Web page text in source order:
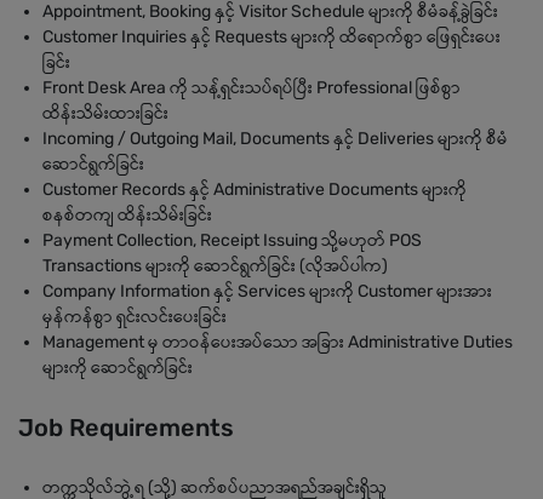
Appointment, Booking နှင့် Visitor Schedule များကို စီမံခန့်ခွဲခြင်း
Customer Inquiries နှင့် Requests များကို ထိရောက်စွာ ဖြေရှင်းပေး
ခြင်း
Front Desk Area ကို သန့်ရှင်းသပ်ရပ်ပြီး Professional ဖြစ်စွာ
ထိန်းသိမ်းထားခြင်း
Incoming / Outgoing Mail, Documents နှင့် Deliveries များကို စီမံ
ဆောင်ရွက်ခြင်း
Customer Records နှင့် Administrative Documents များကို
စနစ်တကျ ထိန်းသိမ်းခြင်း
Payment Collection, Receipt Issuing သို့မဟုတ် POS
Transactions များကို ဆောင်ရွက်ခြင်း (လိုအပ်ပါက)
Company Information နှင့် Services များကို Customer များအား
မှန်ကန်စွာ ရှင်းလင်းပေးခြင်း
Management မှ တာဝန်ပေးအပ်သော အခြား Administrative Duties
များကို ဆောင်ရွက်ခြင်း
Job Requirements
တက္ကသိုလ်ဘွဲ့ရ (သို့) ဆက်စပ်ပညာအရည်အချင်းရှိသူ